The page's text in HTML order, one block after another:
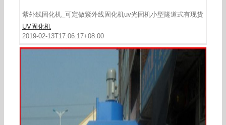
紫外线固化机_可定做紫外线固化机uv光固机小型隧道式有现货
UV固化机
2019-02-13T17:06:17+08:00